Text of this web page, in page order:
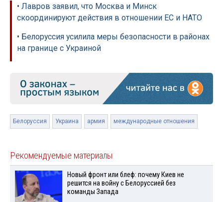
• Лавров заявил, что Москва и Минск
скоординируют действия в отношении ЕС и НАТО
• Белоруссия усилила меры безопасности в районах
на границе с Украиной
Белоруссия Украина армия международные отношения
Рекомендуемые материалы
Новый фронт или блеф: почему Киев не
решится на войну с Белоруссией без
команды Запада